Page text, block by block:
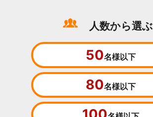
人数から選ぶ
50名様以下
80名様以下